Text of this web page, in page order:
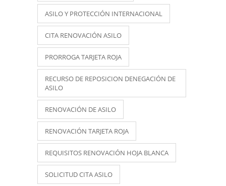
ASILO Y PROTECCIÓN INTERNACIONAL
CITA RENOVACIÓN ASILO
PRORROGA TARJETA ROJA
RECURSO DE REPOSICION DENEGACIÓN DE
ASILO
RENOVACIÓN DE ASILO
RENOVACIÓN TARJETA ROJA
REQUISITOS RENOVACIÓN HOJA BLANCA
SOLICITUD CITA ASILO